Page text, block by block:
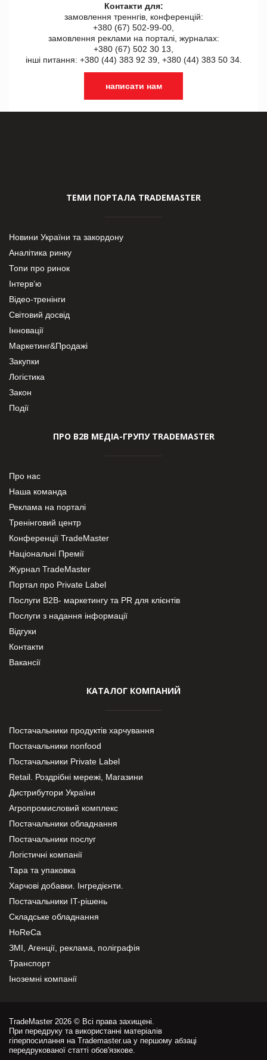
Контакти для:
замовлення треннгів, конференцій:
+380 (67) 502-99-00,
замовлення реклами на порталі, журналах:
+380 (67) 502 30 13,
інші питання: +380 (44) 383 92 39, +380 (44) 383 50 34.
написати нам
ТЕМИ ПОРТАЛА TRADEMASTER
Новини України та закордону
Аналітика ринку
Топи про ринок
Інтерв’ю
Відео-тренінги
Світовий досвід
Інновації
Маркетинг&Продажі
Закупки
Логістика
Закон
Події
ПРО В2В МЕДІА-ГРУПУ TRADEMASTER
Про нас
Наша команда
Реклама на порталі
Тренінговий центр
Конференції TradeMaster
Національні Премії
Журнал TradeMaster
Портал про Private Label
Послуги В2В- маркетингу та PR для клієнтів
Послуги з надання інформації
Відгуки
Контакти
Вакансії
КАТАЛОГ КОМПАНИЙ
Постачальники продуктів харчування
Постачальники nonfood
Постачальники Private Label
Retail. Роздрібні мережі, Магазини
Дистрибутори України
Агропромисловий комплекс
Постачальники обладнання
Постачальники послуг
Логістичні компанії
Тара та упаковка
Харчові добавки. Інгредієнти.
Постачальники IT-рішень
Складське обладнання
HoReCa
ЗМІ, Агенції, реклама, поліграфія
Транспорт
Іноземні компанії
TradeMaster 2026 © Всі права захищені.
При передруку та використанні матеріалів
гіперпосилання на Trademaster.ua у першому абзаці
передрукованої статті обов'язкове.